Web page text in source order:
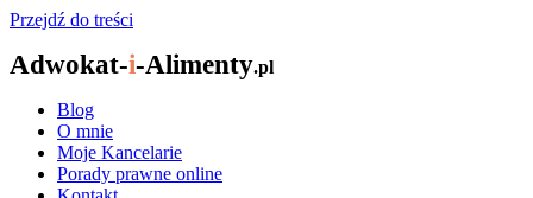
Przejdź do treści
Adwokat-i-Alimenty.pl
Blog
O mnie
Moje Kancelarie
Porady prawne online